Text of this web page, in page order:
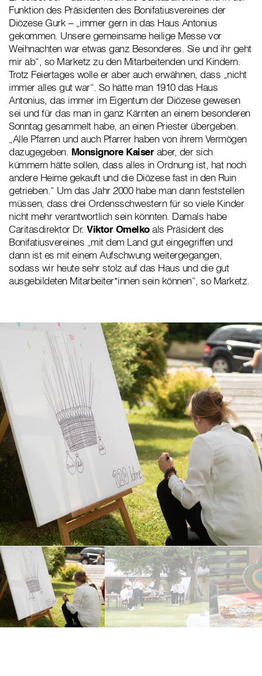
Funktion des Präsidenten des Bonifatiusvereines der
Diözese Gurk – „immer gern in das Haus Antonius
gekommen. Unsere gemeinsame heilige Messe vor
Weihnachten war etwas ganz Besonderes. Sie und ihr geht
mir ab“, so Marketz zu den Mitarbeitenden und Kindern.
Trotz Feiertages wolle er aber auch erwähnen, dass „nicht
immer alles gut war“. So hätte man 1910 das Haus
Antonius, das immer im Eigentum der Diözese gewesen
sei und für das man in ganz Kärnten an einem besonderen
Sonntag gesammelt habe, an einen Priester übergeben.
„Alle Pfarren und auch Pfarrer haben von ihrem Vermögen
dazugegeben. Monsignore Kaiseraber, der sich
kümmern hätte sollen, dass alles in Ordnung ist, hat noch
andere Heime gekauft und die Diözese fast in den Ruin
getrieben.“ Um das Jahr 2000 habe man dann feststellen
müssen, dass drei Ordensschwestern für so viele Kinder
nicht mehr verantwortlich sein könnten. Damals habe
Caritasdirektor Dr. Viktor Omelkoals Präsident des
Bonifatiusvereines „mit dem Land gut eingegriffen und
dann ist es mit einem Aufschwung weitergegangen,
sodass wir heute sehr stolz auf das Haus und die gut
ausgebildeten Mitarbeiter*innen sein können“, so Marketz.